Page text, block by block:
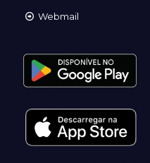
Webmail